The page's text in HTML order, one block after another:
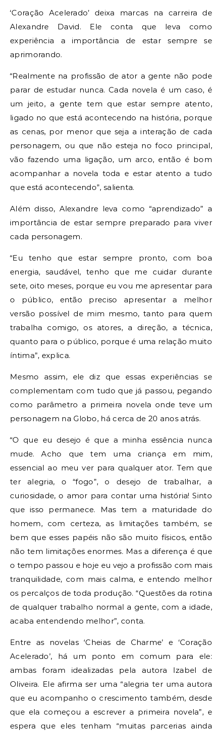
‘Coração Acelerado’ deixa marcas na carreira de
Alexandre David. Ele conta que leva como
experiência a importância de estar sempre se
aprimorando.
“Realmente na profissão de ator a gente não pode
parar de estudar nunca. Cada novela é um caso, é
um jeito, a gente tem que estar sempre atento,
ligado no que está acontecendo na história, porque
as cenas, por menor que seja a interação de cada
personagem, ou que não esteja no foco principal,
vão fazendo uma ligação, um arco, então é bom
acompanhar a novela toda e estar atento a tudo
que está acontecendo”, salienta.
Além disso, Alexandre leva como “aprendizado” a
importância de estar sempre preparado para viver
cada personagem.
“Eu tenho que estar sempre pronto, com boa
energia, saudável, tenho que me cuidar durante
sete, oito meses, porque eu vou me apresentar para
o público, então preciso apresentar a melhor
versão possível de mim mesmo, tanto para quem
trabalha comigo, os atores, a direção, a técnica,
quanto para o público, porque é uma relação muito
íntima”, explica.
Mesmo assim, ele diz que essas experiências se
complementam com tudo que já passou, pegando
como parâmetro a primeira novela onde teve um
personagem na Globo, há cerca de 20 anos atrás.
“O que eu desejo é que a minha essência nunca
mude. Acho que tem uma criança em mim,
essencial ao meu ver para qualquer ator. Tem que
ter alegria, o “fogo”, o desejo de trabalhar, a
curiosidade, o amor para contar uma história! Sinto
que isso permanece. Mas tem a maturidade do
homem, com certeza, as limitações também, se
bem que esses papéis não são muito físicos, então
não tem limitações enormes. Mas a diferença é que
o tempo passou e hoje eu vejo a profissão com mais
tranquilidade, com mais calma, e entendo melhor
os percalços de toda produção. “Questões da rotina
de qualquer trabalho normal a gente, com a idade,
acaba entendendo melhor”, conta.
Entre as novelas ‘Cheias de Charme’ e ‘Coração
Acelerado’, há um ponto em comum para ele:
ambas foram idealizadas pela autora Izabel de
Oliveira. Ele afirma ser uma “alegria ter uma autora
que eu acompanho o crescimento também, desde
que ela começou a escrever a primeira novela”, e
espera que eles tenham “muitas parcerias ainda